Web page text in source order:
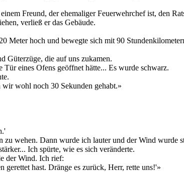
Freund, der ehemaliger Feuerwehrchef ist, den
verließ er das Gebäude.
Meter hoch und bewegte sich mit 90
Güterzüge, die auf uns zukamen.
eines Ofens geöffnet hätte... Es wurde schwarz.
wir wohl noch 30 Sekunden gehabt.»
zu wehen. Dann wurde ich lauter und der Wind wurde
Ich spürte, wie es sich veränderte.
der Wind. Ich rief:
gerettet hast. Dränge es zurück, Herr, rette uns!'»